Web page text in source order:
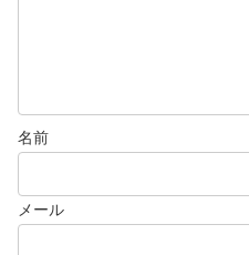
名前
メール